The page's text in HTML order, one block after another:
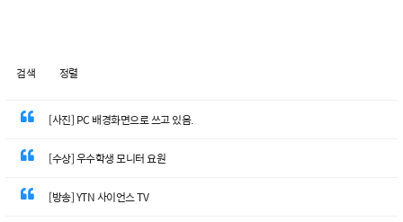
검색 정렬
[사진] PC 배경화면으로 쓰고 있음.
[수상] 우수학생 모니터 요원
[방송] YTN 사이언스 TV